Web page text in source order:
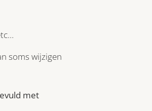
soms wijzigen
met